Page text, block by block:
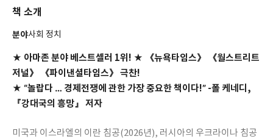
스트〉 〈포린 어페어스〉 〈폴리티코〉 〈NPR〉 등 주요 매체
대학교에서 국제 관계학 석사(MPhil), 스탠퍼드대학교에서 MBA
를 취득했으며, 현재 뉴욕시에서 아내와 두 자녀와 함께 살고 있다.
책 소개
분야사회 정치
★ 아마존 분야 베스트셀러 1위! ★ 《뉴욕타임스》 《월스트리트
저널》 《파이낸셜타임스》 극찬!
★ “놀랍다 … 경제전쟁에 관한 가장 중요한 책이다!” -폴 케네디,
『강대국의 흥망』 저자
미국과 이스라엘의 이란 침공(2026년), 러시아의 우크라이나 침공